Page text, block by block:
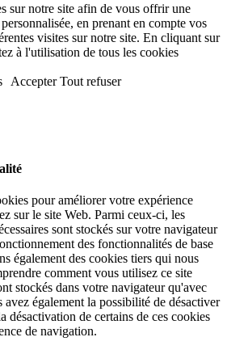
sur notre site afin de vous offrir une
en prenant en compte vos
visites sur notre site. En cliquant sur
à l'utilisation de tous les cookies
Accepter Tout refuser
pour améliorer votre expérience
sur le site Web. Parmi ceux-ci, les
sont stockés sur votre navigateur
des fonctionnalités de base
également des cookies tiers qui nous
comment vous utilisez ce site
stockés dans votre navigateur qu'avec
avez également la possibilité de désactiver
désactivation de certains de ces cookies
de navigation.